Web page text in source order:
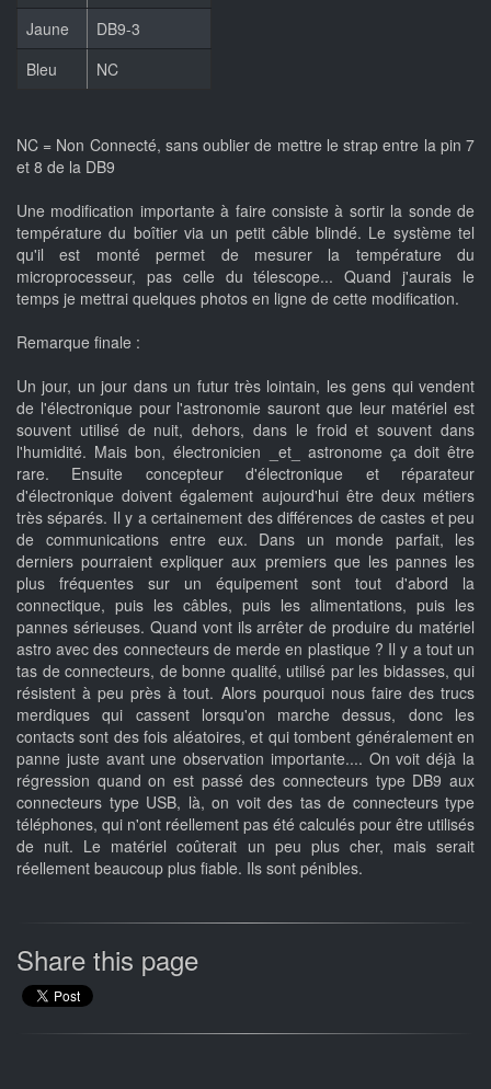
Jaune
DB9-3
Bleu
NC
NC = Non Connecté, sans oublier de mettre le strap entre la pin 7
et 8 de la DB9
Une modification importante à faire consiste à sortir la sonde de
température du boîtier via un petit câble blindé. Le système tel
qu'il est monté permet de mesurer la température du
microprocesseur, pas celle du télescope... Quand j'aurais le
temps je mettrai quelques photos en ligne de cette modification.
Remarque finale :
Un jour, un jour dans un futur très lointain, les gens qui vendent
de l'électronique pour l'astronomie sauront que leur matériel est
souvent utilisé de nuit, dehors, dans le froid et souvent dans
l'humidité. Mais bon, électronicien _et_ astronome ça doit être
rare. Ensuite concepteur d'électronique et réparateur
d'électronique doivent également aujourd'hui être deux métiers
très séparés. Il y a certainement des différences de castes et peu
de communications entre eux. Dans un monde parfait, les
derniers pourraient expliquer aux premiers que les pannes les
plus fréquentes sur un équipement sont tout d'abord la
connectique, puis les câbles, puis les alimentations, puis les
pannes sérieuses. Quand vont ils arrêter de produire du matériel
astro avec des connecteurs de merde en plastique ? Il y a tout un
tas de connecteurs, de bonne qualité, utilisé par les bidasses, qui
résistent à peu près à tout. Alors pourquoi nous faire des trucs
merdiques qui cassent lorsqu'on marche dessus, donc les
contacts sont des fois aléatoires, et qui tombent généralement en
panne juste avant une observation importante.... On voit déjà la
régression quand on est passé des connecteurs type DB9 aux
connecteurs type USB, là, on voit des tas de connecteurs type
téléphones, qui n'ont réellement pas été calculés pour être utilisés
de nuit. Le matériel coûterait un peu plus cher, mais serait
réellement beaucoup plus fiable. Ils sont pénibles.
Share this page